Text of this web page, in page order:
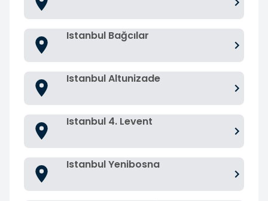
Istanbul Bağcılar
Istanbul Altunizade
Istanbul 4. Levent
Istanbul Yenibosna